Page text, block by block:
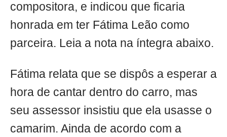
compositora, e indicou que ficaria
honrada em ter Fátima Leão como
parceira. Leia a nota na íntegra abaixo.
Fátima relata que se dispôs a esperar a
hora de cantar dentro do carro, mas
seu assessor insistiu que ela usasse o
camarim. Ainda de acordo com a